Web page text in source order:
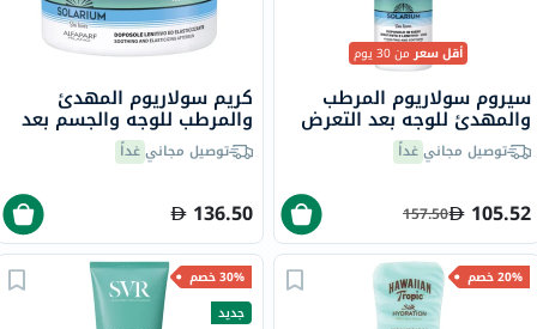
أقل سعرمن 30 يوم
سيروم سولاريوم المرطب
والمهدئ للوجه بعد التعرض
لأشعة الشمس 50 مل
توصيل مجانيغداً
105.52
157.50
كريم سولاريوم المهدئ
والمرطب للوجه والجسم بعد
التعرض لأشعة الشمس 200
ملتوصيل مجانيغداً
136.50
20% خصم
30% خصم
جديد